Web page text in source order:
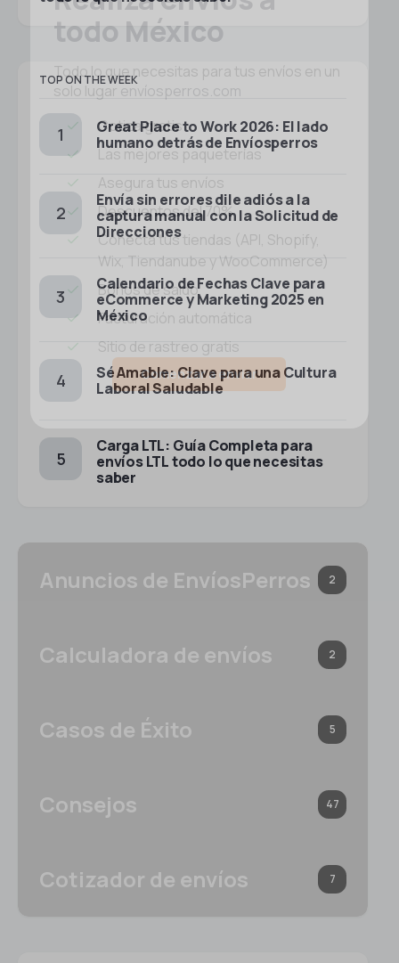
TOP ON THE WEEK
Great Place to Work 2026: El lado
humano detrás de Envíosperros
Envía sin errores dile adiós a la
captura manual con la Solicitud de
Direcciones
Calendario de Fechas Clave para
eCommerce y Marketing 2025 en
México
Sé Amable: Clave para una Cultura
Laboral Saludable
Carga LTL: Guía Completa para
envíos LTL todo lo que necesitas
saber
Anuncios de EnvíosPerros 2
Calculadora de envíos 2
Casos de Éxito 5
Consejos 47
Cotizador de envíos 7
todo México
Todo lo que necesitas para tus envíos en un
solo lugarenvíosperros.com
Cotiza gratis
Las mejores paqueterías
Asegura tus envíos
Descuentos del 70%
Conecta tus tiendas (API, Shopify,
Wix, Tiendanube y WooCommerce)
Bonos de saldo
Facturación automática
Sitio de rastreo gratis
Comenzar a enviar